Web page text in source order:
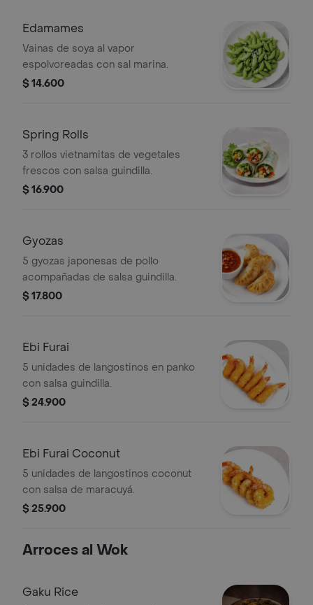
Edamames
Vainas de soya al vapor
espolvoreadas con sal marina.
$ 14.600
Spring Rolls
3 rollos vietnamitas de vegetales
frescos con salsa guindilla.
$ 16.900
Gyozas
5 gyozas japonesas de pollo
acompañadas de salsa guindilla.
$ 17.800
Ebi Furai
5 unidades de langostinos en panko
con salsa guindilla.
$ 24.900
Ebi Furai Coconut
5 unidades de langostinos coconut
con salsa de maracuyá.
$ 25.900
Arroces al Wok
Gaku Rice